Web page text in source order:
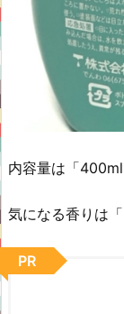
内容量は「400ml
気になる香りは
PR